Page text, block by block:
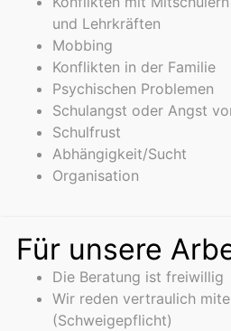
und Lehrkräften
Mobbing
Konflikten in der Familie
Psychischen Problemen
Schulangst oder Angst
Schulfrust
Abhängigkeit/Sucht
Organisation
Für unsere
Die Beratung ist freiwillig
Wir reden vertraulich
(Schweigepflicht)